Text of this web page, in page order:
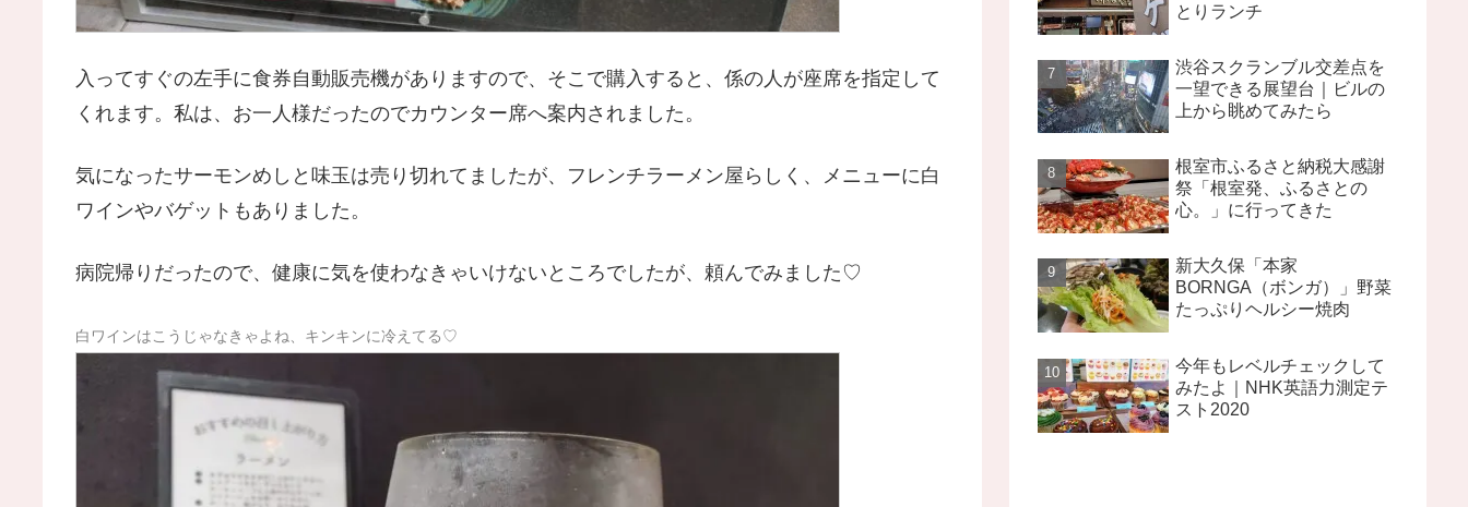
入ってすぐの左手に食券自動販売機がありますので、そこで購入すると、係の人が座席を指定して
くれます。私は、お一人様だったのでカウンター席へ案内されました。
気になったサーモンめしと味玉は売り切れてましたが、フレンチラーメン屋らしく、メニューに白
ワインやバゲットもありました。
病院帰りだったので、健康に気を使わなきゃいけないところでしたが、頼んでみました♡
白ワインはこうじゃなきゃよね、キンキンに冷えてる♡
とりランチ
渋谷スクランブル交差点を
一望できる展望台｜ビルの
上から眺めてみたら
根室市ふるさと納税大感謝
祭「根室発、ふるさとの
心。」に行ってきた
新大久保「本家
BORNGA（ボンガ）」野菜
たっぷりヘルシー焼肉
今年もレベルチェックして
みたよ｜NHK英語力測定テ
スト2020